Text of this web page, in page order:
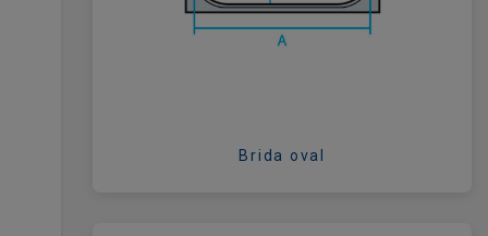
Brida oval